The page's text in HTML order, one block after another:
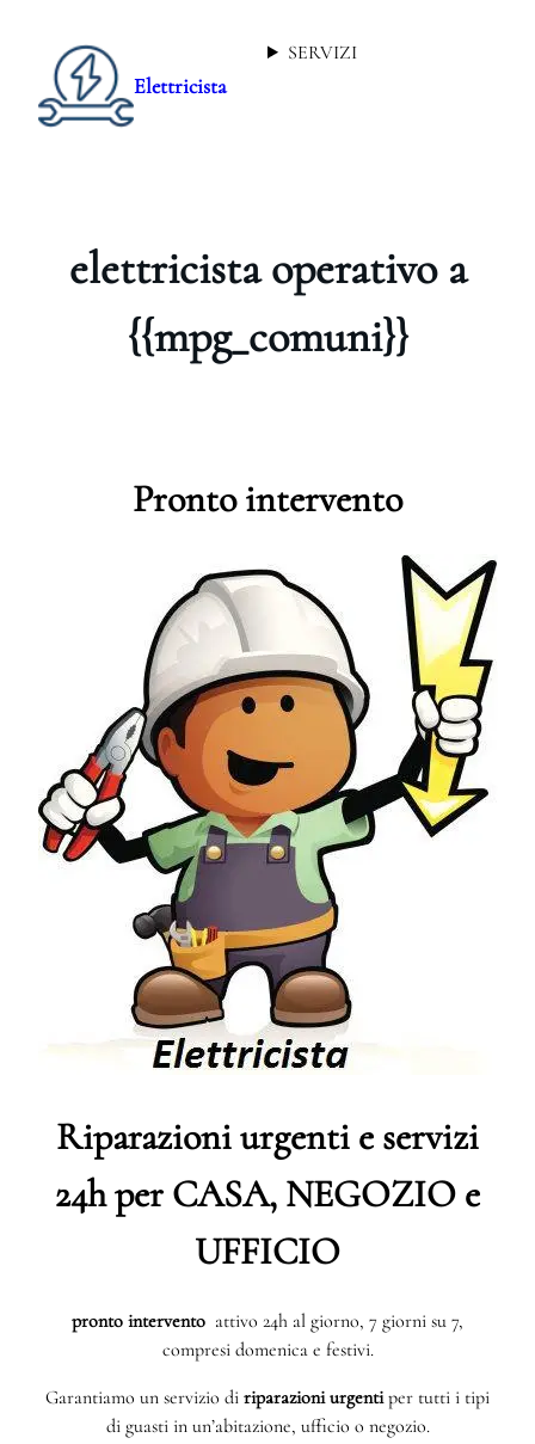
Elettricista
SERVIZI
elettricista operativo a
{{mpg_comuni}}
Pronto intervento
Riparazioni urgenti e servizi
24h per CASA, NEGOZIO e
UFFICIO
pronto intervento attivo 24h al giorno, 7 giorni su 7,
compresi domenica e festivi.
Garantiamo un servizio di riparazioni urgentiper tutti i tipi
di guasti in un’abitazione, ufficio o negozio.